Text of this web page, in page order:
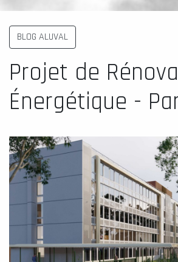
BLOG ALUVAL
Projet de
Énergétique -